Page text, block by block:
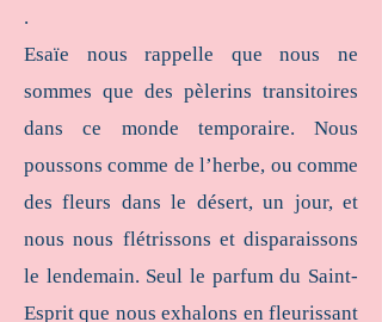
.
Esaïe nous rappelle que nous ne
sommes que des pèlerins transitoires
dans ce monde temporaire. Nous
poussons comme de l’herbe, ou comme
des fleurs dans le désert, un jour, et
nous nous flétrissons et disparaissons
le lendemain. Seul le parfum du Saint-
Esprit que nous exhalons en fleurissant